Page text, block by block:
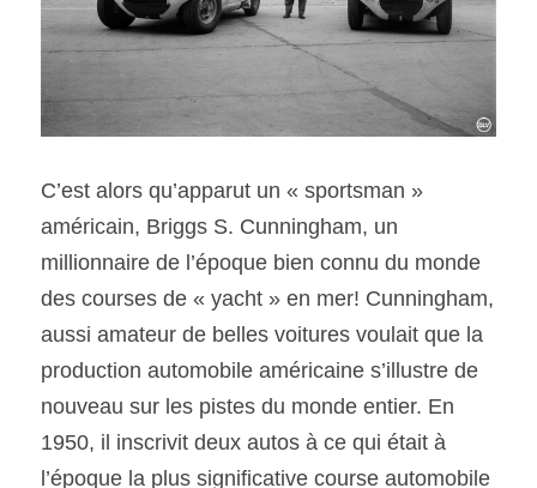
C’est alors qu’apparut un « sportsman »
américain, Briggs S. Cunningham, un
millionnaire de l’époque bien connu du monde
des courses de « yacht » en mer! Cunningham,
aussi amateur de belles voitures voulait que la
production automobile américaine s’illustre de
nouveau sur les pistes du monde entier. En
1950, il inscrivit deux autos à ce qui était à
l’époque la plus significative course automobile